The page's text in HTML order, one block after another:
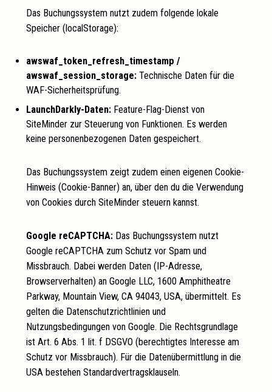
Das Buchungssystem nutzt zudem folgende lokale
Speicher (localStorage):
awswaf_token_refresh_timestamp /
awswaf_session_storage:Technische Daten für die
WAF-Sicherheitsprüfung.
LaunchDarkly-Daten:Feature-Flag-Dienst von
SiteMinder zur Steuerung von Funktionen. Es werden
keine personenbezogenen Daten gespeichert.
Das Buchungssystem zeigt zudem einen eigenen Cookie-
Hinweis (Cookie-Banner) an, über den du die Verwendung
von Cookies durch SiteMinder steuern kannst.
Google reCAPTCHA:Das Buchungssystem nutzt
Google reCAPTCHA zum Schutz vor Spam und
Missbrauch. Dabei werden Daten (IP-Adresse,
Browserverhalten) an Google LLC, 1600 Amphitheatre
Parkway, Mountain View, CA 94043, USA, übermittelt. Es
gelten die Datenschutzrichtlinienund
Nutzungsbedingungenvon Google. Die Rechtsgrundlage
ist Art. 6 Abs. 1 lit. f DSGVO (berechtigtes Interesse am
Schutz vor Missbrauch). Für die Datenübermittlung in die
USA bestehen Standardvertragsklauseln.